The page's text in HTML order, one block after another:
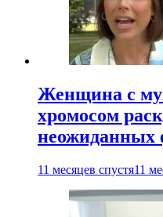
Женщина с
хромосом
неожиданных
11 месяцев спустя11